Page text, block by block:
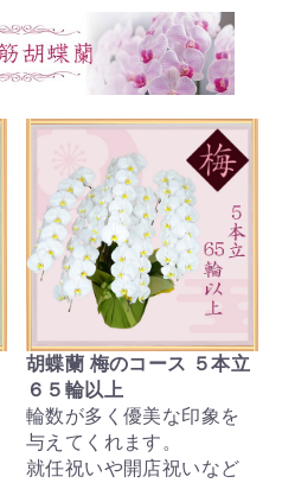
胡蝶蘭 梅のコース ５本立
６５輪以上
輪数が多く優美な印象を
与えてくれます。
就任祝いや開店祝いなど